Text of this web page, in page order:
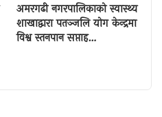
अमरगढी नगरपालिकाको स्वास्थ्य
शाखाद्वारा पतञ्जलि योग केन्द्रमा
विश्व स्तनपान सप्ताह…